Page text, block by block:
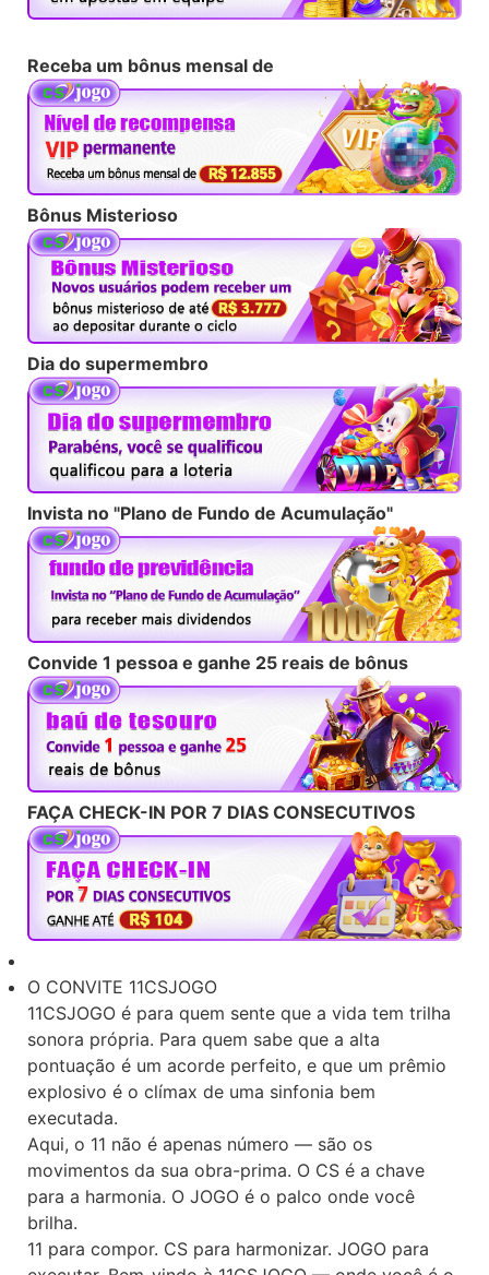
Receba um bônus mensal de
Bônus Misterioso
Dia do supermembro
Invista no "Plano de Fundo de Acumulação"
Convide 1 pessoa e ganhe 25 reais de bônus
FAÇA CHECK-IN POR 7 DIAS CONSECUTIVOS
O CONVITE 11CSJOGO
11CSJOGO é para quem sente que a vida tem trilha
sonora própria. Para quem sabe que a alta
pontuação é um acorde perfeito, e que um prêmio
explosivo é o clímax de uma sinfonia bem
executada.
Aqui, o 11 não é apenas número — são os
movimentos da sua obra-prima. O CS é a chave
para a harmonia. O JOGO é o palco onde você
brilha.
11 para compor. CS para harmonizar. JOGO para